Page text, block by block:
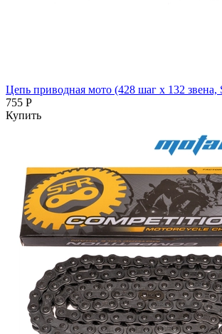
Цепь приводная мото (428 шаг x 132 звена,
755 Р
Купить